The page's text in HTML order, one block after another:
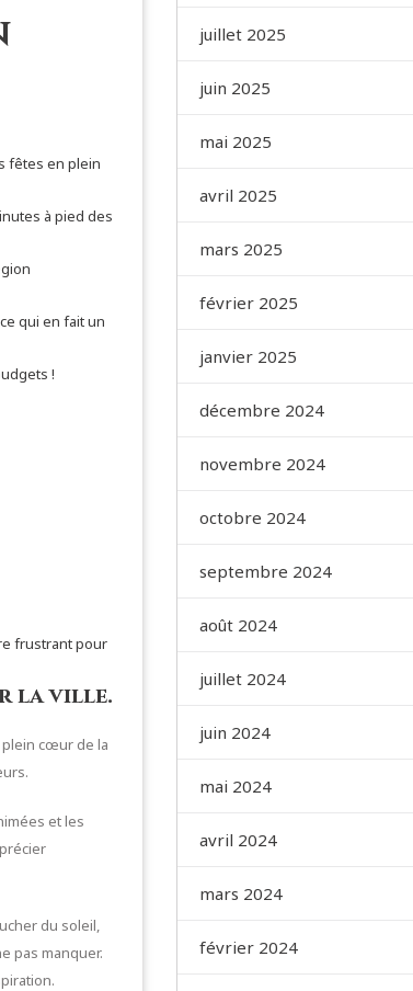
fêtes en plein
à pied des
qui en fait un
!
frustrant pour
la ville.
plein cœur de la
et les
du soleil,
pas manquer.
juillet 2025
juin 2025
mai 2025
avril 2025
mars 2025
février 2025
janvier 2025
décembre 2024
novembre 2024
octobre 2024
septembre 2024
août 2024
juillet 2024
juin 2024
mai 2024
avril 2024
mars 2024
février 2024